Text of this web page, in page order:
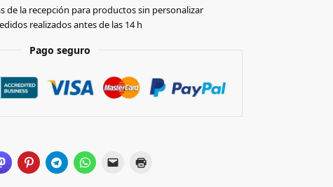
de la recepción para productos sin personalizar
realizados antes de las 14 h
Pago seguro